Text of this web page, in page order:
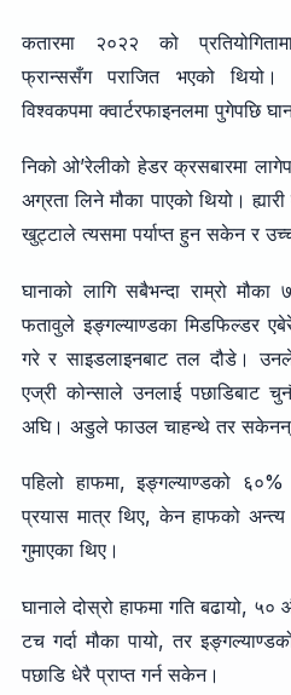
कतारमा २०२२ को
फ्रान्ससँग पराजित भएको
विश्वकपमा क्वार्टरफाइनलमा पुगेपछि
निको ओ’रेलीको हेडर क्रसबारमा
अग्रता लिने मौका पाएको थियो।
खुट्टाले त्यसमा पर्याप्त हुन सकेन र
घानाको लागि सबैभन्दा राम्रो
फतावुले इङ्गल्याण्डका मिडफिल्डर
गरे र साइडलाइनबाट तल दौडे।
एज्री कोन्साले उनलाई पछाडिबाट
अघि। अडुले फाउल चाहन्थे तर
पहिलो हाफमा, इङ्गल्याण्डको
प्रयास मात्र थिए, केन हाफको
गुमाएका थिए।
घानाले दोस्रो हाफमा गति बढायो, ५०
टच गर्दा मौका पायो, तर
पछाडि धेरै प्राप्त गर्न सकेन।